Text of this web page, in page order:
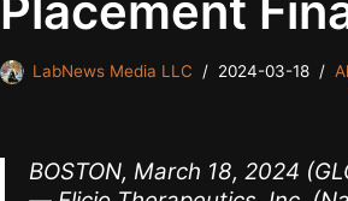
Placement
LabNews Media LLC 2024-03-18
BOSTON, March 18, 2024